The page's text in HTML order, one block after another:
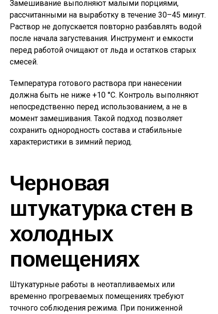
Замешивание выполняют малыми порциями,
рассчитанными на выработку в течение 30–45 минут.
Раствор не допускается повторно разбавлять водой
после начала загустевания. Инструмент и емкости
перед работой очищают от льда и остатков старых
смесей.
Температура готового раствора при нанесении
должна быть не ниже +10 °C. Контроль выполняют
непосредственно перед использованием, а не в
момент замешивания. Такой подход позволяет
сохранить однородность состава и стабильные
характеристики в зимний период.
Черновая
штукатурка стен в
холодных
помещениях
Штукатурные работы в неотапливаемых или
временно прогреваемых помещениях требуют
точного соблюдения режима. При пониженной